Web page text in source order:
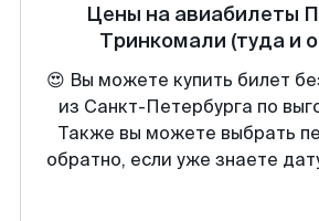
Цены на авиабилеты
Тринкомали (туда и
😍 Вы можете купить билет
из Санкт-Петербурга по
Также вы можете выбрать
обратно, если уже знаете